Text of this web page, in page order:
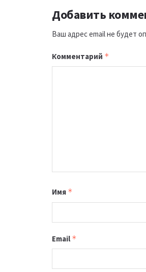
Добавить
Ваш адрес email не будет
Комментарий *
Имя *
Email *